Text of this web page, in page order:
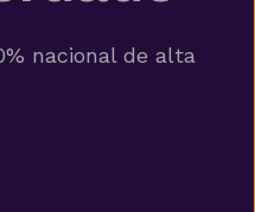
nacional de alta